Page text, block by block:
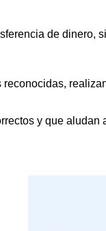
de
y que aludan